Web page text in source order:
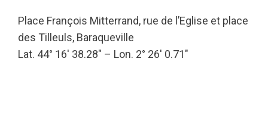
Place François Mitterrand, rue de l’Eglise et place
des Tilleuls, Baraqueville
Lat. 44° 16′ 38.28″ – Lon. 2° 26′ 0.71″